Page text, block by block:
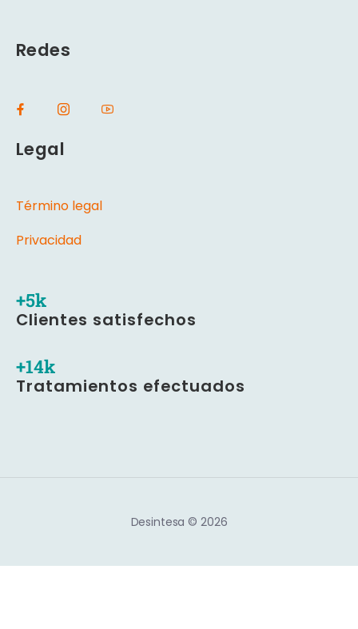
Redes
Legal
Término legal
Privacidad
+8k
Clientes satisfechos
+25k
Tratamientos efectuados
Desintesa © 2026